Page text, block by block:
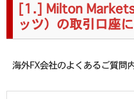
[1.] Milton
ッツ）の取引口
海外FX会社のよくあるご質問